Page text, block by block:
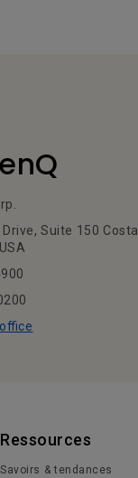
Suite 150 Costa
Ressources
Savoirs & tendances